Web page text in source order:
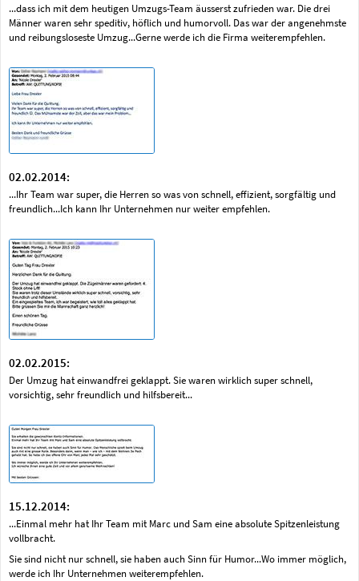
...dass ich mit dem heutigen Umzugs-Team äusserst zufrieden war. Die drei
Männer waren sehr speditiv, höflich und humorvoll. Das war der angenehmste
und reibungsloseste Umzug...Gerne werde ich die Firma weiterempfehlen.
02.02.2014:
...Ihr Team war super, die Herren so was von schnell, effizient, sorgfältig und
freundlich...Ich kann Ihr Unternehmen nur weiter empfehlen.
02.02.2015:
Der Umzug hat einwandfrei geklappt. Sie waren wirklich super schnell,
vorsichtig, sehr freundlich und hilfsbereit...
15.12.2014:
...Einmal mehr hat Ihr Team mit Marc und Sam eine absolute Spitzenleistung
vollbracht.
Sie sind nicht nur schnell, sie haben auch Sinn für Humor...Wo immer möglich,
werde ich Ihr Unternehmen weiterempfehlen.